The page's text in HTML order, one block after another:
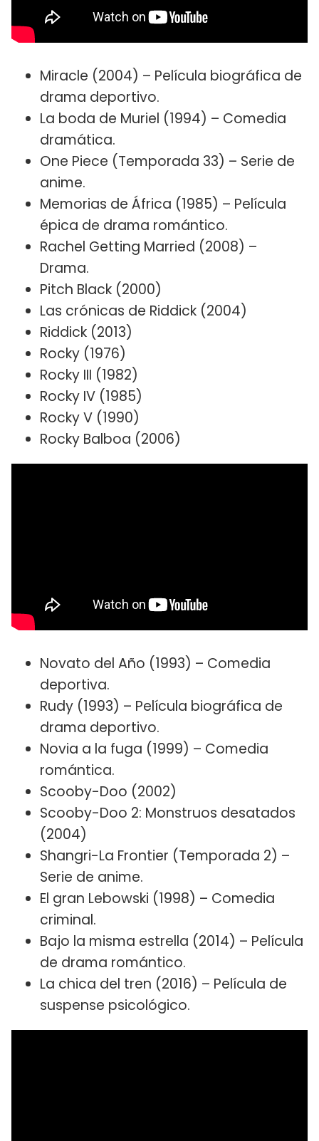
Miracle (2004) – Película biográfica de
drama deportivo.
La boda de Muriel (1994) – Comedia
dramática.
One Piece (Temporada 33) – Serie de
anime.
Memorias de África (1985) – Película
épica de drama romántico.
Rachel Getting Married (2008) –
Drama.
Pitch Black (2000)
Las crónicas de Riddick (2004)
Riddick (2013)
Rocky (1976)
Rocky III (1982)
Rocky IV (1985)
Rocky V (1990)
Rocky Balboa (2006)
Novato del Año (1993) – Comedia
deportiva.
Rudy (1993) – Película biográfica de
drama deportivo.
Novia a la fuga (1999) – Comedia
romántica.
Scooby-Doo (2002)
Scooby-Doo 2: Monstruos desatados
(2004)
Shangri-La Frontier (Temporada 2) –
Serie de anime.
El gran Lebowski (1998) – Comedia
criminal.
Bajo la misma estrella (2014) – Película
de drama romántico.
La chica del tren (2016) – Película de
suspense psicológico.